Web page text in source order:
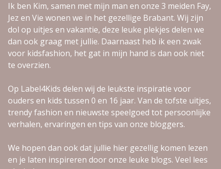
Ik ben Kim, samen met mijn man en onze 3 meiden Fay,
Jez en Vie wonen we in het gezellige Brabant. Wij zijn
dol op uitjes en vakantie, deze leuke plekjes delen we
dan ook graag met jullie. Daarnaast heb ik een zwak
voor kidsfashion, het gat in mijn hand is dan ook niet
te overzien.
Op Label4Kids delen wij de leukste inspiratie voor
ouders en kids tussen 0 en 16 jaar. Van de tofste uitjes,
trendy fashion en nieuwste speelgoed tot persoonlijke
verhalen, ervaringen en tips van onze bloggers.
We hopen dan ook dat jullie hier gezellig komen lezen
en je laten inspireren door onze leuke blogs. Veel lees